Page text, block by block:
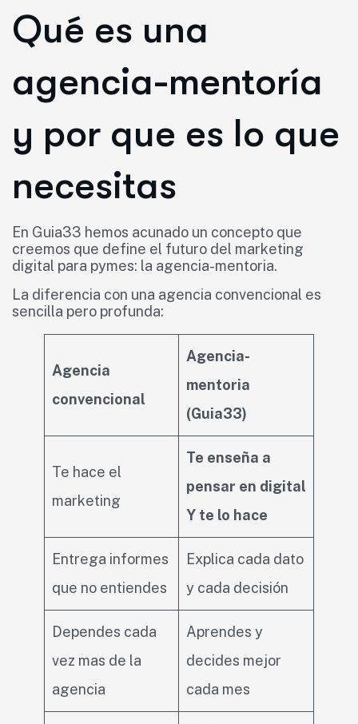
Qué es una
agencia-mentoría
y por que es lo que
necesitas
En Guia33 hemos acunado un concepto que
creemos que define el futuro del marketing
digital para pymes: la agencia-mentoria.
La diferencia con una agencia convencional es
sencilla pero profunda:
Agencia
convencional
Agencia-
mentoria
(Guia33)
Te hace el
marketing
Te enseña a
pensar en digital
Y te lo hace
Entrega informes
que no entiendes
Explica cada dato
y cada decisión
Dependes cada
vez mas de la
agencia
Aprendes y
decides mejor
cada mes